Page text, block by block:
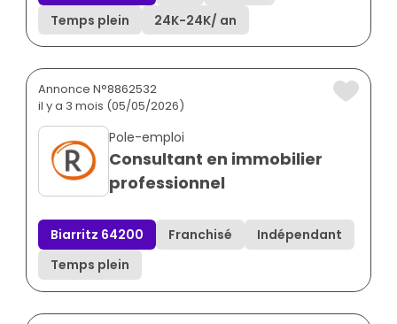
Temps plein
24K-24K/ an
Annonce N°8862532
il y a 3 mois (05/05/2026)
Pole-emploi
Consultant en immobilier
professionnel
Biarritz 64200 Franchisé
Indépendant
Temps plein